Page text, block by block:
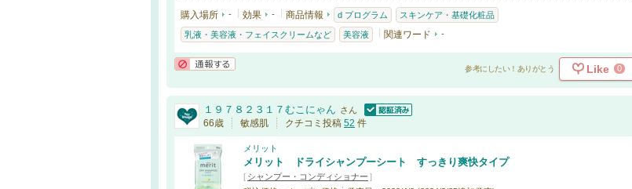
購入場所 - 効果 - 商品情報 d プログラム スキンケア・基礎化粧品
乳液・美容液・フェイスクリームなど 美容液 関連ワード -
参考にしたい！ありがとう Like 0
１９７８２３１７むこにゃん さん
認証済
66歳 敏感肌 クチコミ投稿 52 件
メリット
メリット ドライシャンプーシート すっきり爽快タイプ
[ シャンプー・コンディショナー ]